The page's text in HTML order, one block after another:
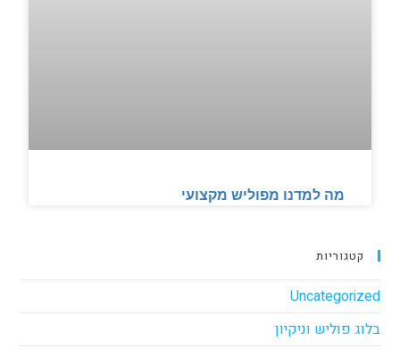
מה למדנו מפוליש מקצועי
קטגוריות
Uncategorized
בלוג פוליש וניקיון